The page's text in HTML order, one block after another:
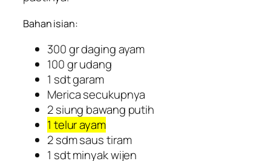
Bahan isian:
300 gr daging ayam
100 gr udang
1 sdt garam
Merica secukupnya
2 siung bawang putih
1 telur ayam
2 sdm saus tiram
1 sdt minyak wijen